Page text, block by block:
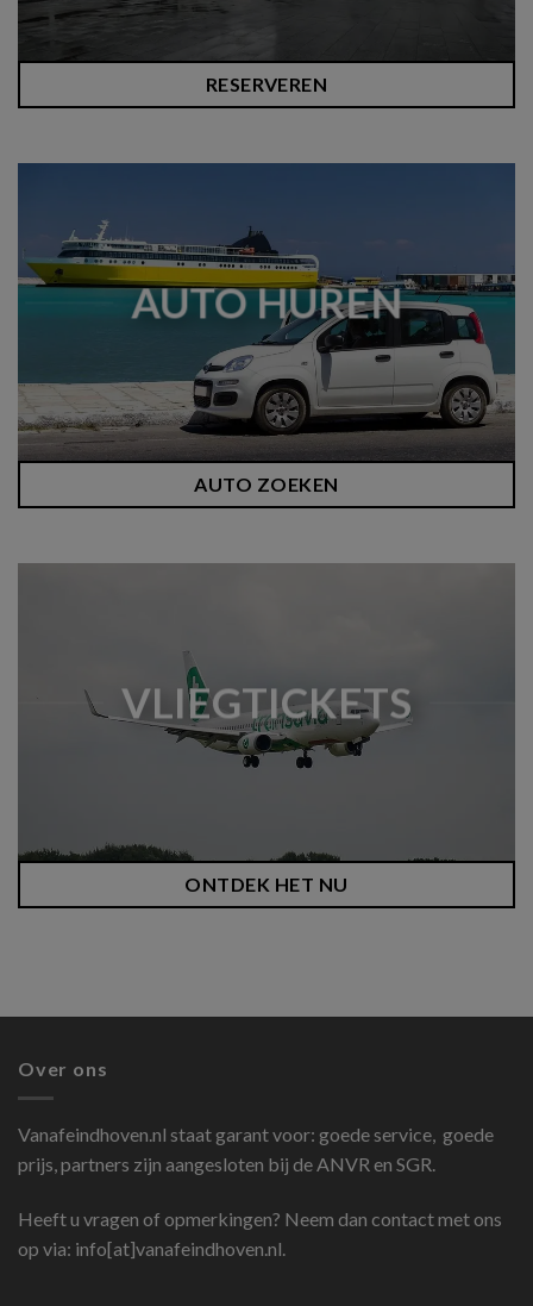
RESERVEREN
AUTO HUREN
AUTO ZOEKEN
VLIEGTICKETS
ONTDEK HET NU
Over ons
Vanafeindhoven.nl staat garant voor: goede service, goede
prijs, partners zijn aangesloten bij de ANVR en SGR.
Heeft u vragen of opmerkingen? Neem dan contact met ons
op via: info[at]vanafeindhoven.nl.